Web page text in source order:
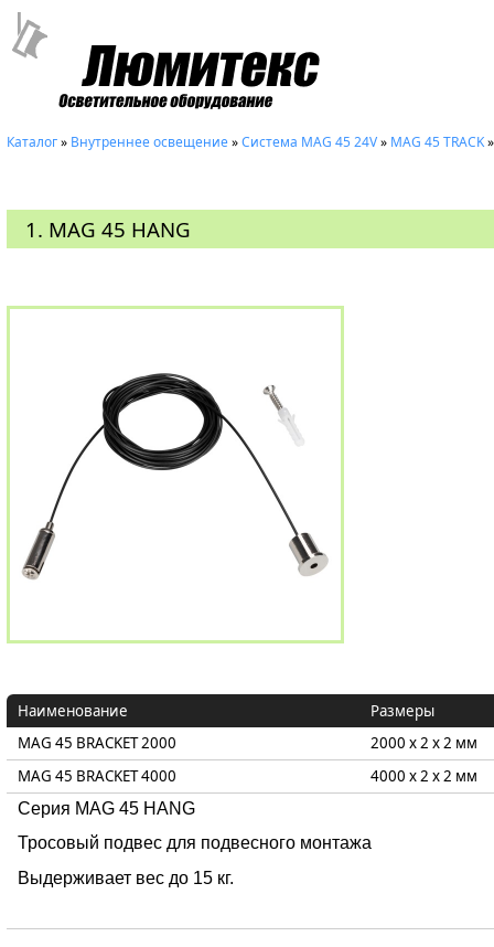
Каталог» Внутреннее освещение»Система MAG 45 24V» MAG 45 TRACK
1. MAG 45 HANG
Наименование
Размеры
MAG 45 BRACKET 2000
2000 x 2 x 2 мм
MAG 45 BRACKET 4000
4000 x 2 x 2 мм
Серия MAG 45 HANG
Тросовый подвес для подвесного монтажа
Выдерживает вес до 15 кг.